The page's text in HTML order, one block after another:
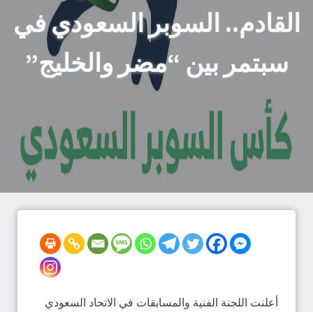
القادم.. السوبر السعودي في
سبتمر بين “مضر والخليج”
أعلنت اللجنة الفنية والمسابقات في الاتحاد السعودي